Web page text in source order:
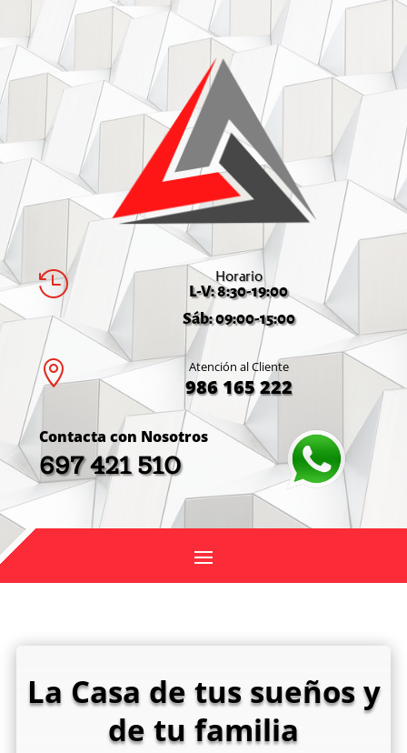
 Horario
L-V: 8:30-19:00
Sáb: 09:00-15:00
 Atención al Cliente
986 165 222
Contacta con Nosotros
697 421 510
La Casa de tus sueños y
de tu familia